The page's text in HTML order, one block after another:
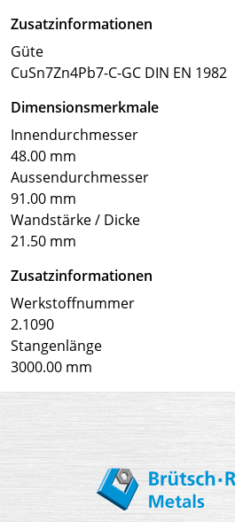
Zusatzinformationen
Güte
CuSn7Zn4Pb7-C-GC DIN EN 1982
Dimensionsmerkmale
Innendurchmesser
48.00 mm
Aussendurchmesser
91.00 mm
Wandstärke / Dicke
21.50 mm
Zusatzinformationen
Werkstoffnummer
2.1090
Stangenlänge
3000.00 mm